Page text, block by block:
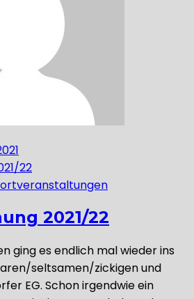
2021/22
ging es endlich mal wieder ins
seltsamen/zickigen und
EG. Schon irgendwie ein